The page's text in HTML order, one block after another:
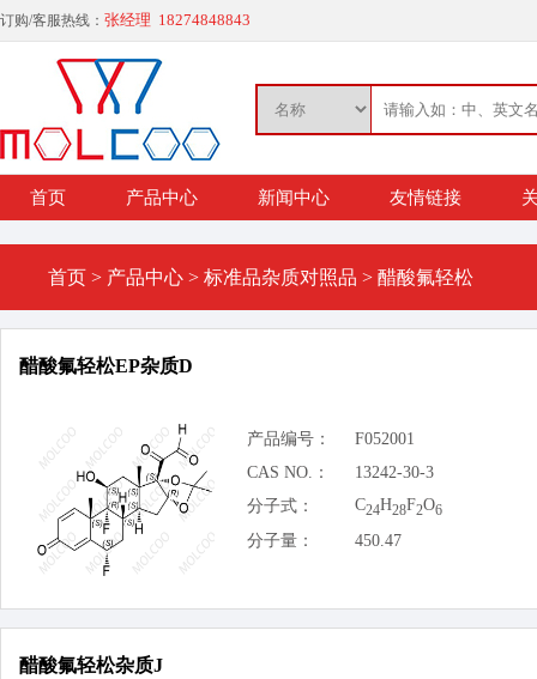
订购/客服热线： 张经理 18274848843
首页 产品中心 新闻中心 友情链接
首页 > 产品中心 > 标准品杂质对照品 > 醋酸氟轻松
醋酸氟轻松EP杂质D
产品编号：
F052001
CAS NO.：
13242-30-3
分子式：
C24H28F2O6
分子量： 450.47
醋酸氟轻松杂质J